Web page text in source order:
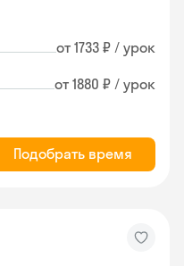
от 1733 ₽ / урок
от 1880 ₽ / урок
Подобрать время